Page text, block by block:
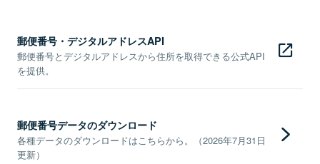
郵便番号・デジタルアドレスAPI
郵便番号とデジタルアドレスから住所を取得できる公式API
を提供。
郵便番号データのダウンロード
各種データのダウンロードはこちらから。（2026年7月31日
更新）